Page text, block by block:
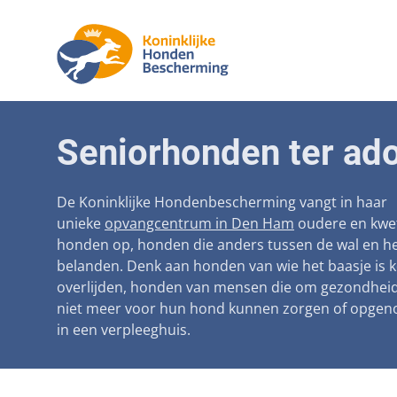
Verplichte
Seniorhonden ter
De Koninklijke Hondenbescherming vangt in haar
unieke opvangcentrum in Den Ham oudere en
honden op, honden die anders tussen de wal en
belanden. Denk aan honden van wie het baasje is
overlijden, honden van mensen die om
niet meer voor hun hond kunnen zorgen of
in een verpleeghuis.